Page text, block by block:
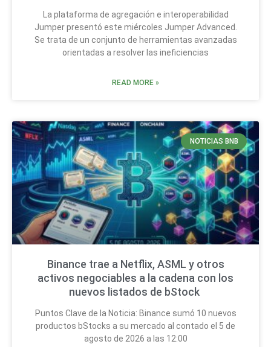
La plataforma de agregación e interoperabilidad
Jumper presentó este miércoles Jumper Advanced.
Se trata de un conjunto de herramientas avanzadas
orientadas a resolver las ineficiencias
READ MORE »
NOTICIAS BNB
Binance trae a Netflix, ASML y otros
activos negociables a la cadena con los
nuevos listados de bStock
Puntos Clave de la Noticia: Binance sumó 10 nuevos
productos bStocks a su mercado al contado el 5 de
agosto de 2026 a las 12:00